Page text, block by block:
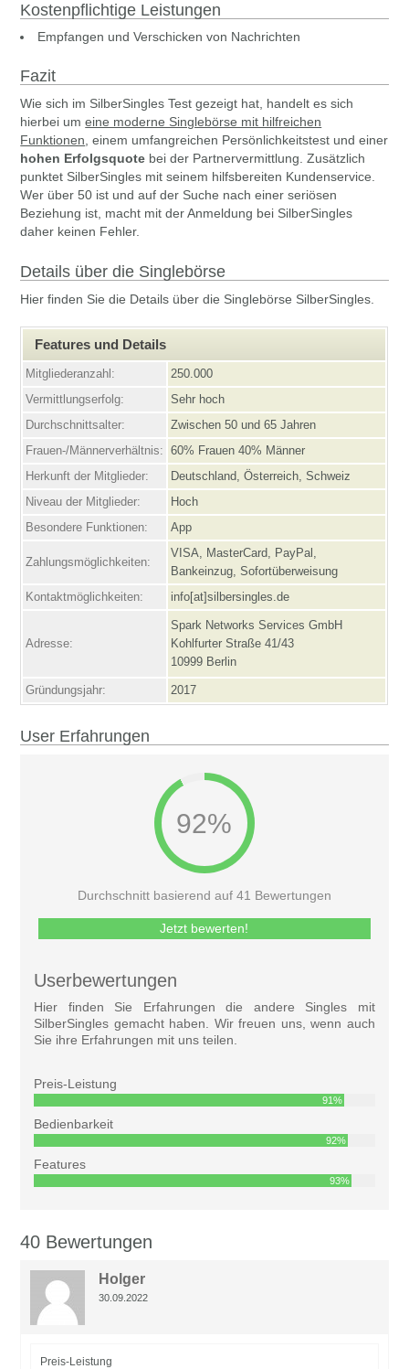
Kostenpflichtige Leistungen
Empfangen und Verschicken von Nachrichten
Fazit
Wie sich im SilberSingles Test gezeigt hat, handelt es sich
hierbei umeine moderne Singlebörse mit hilfreichen
Funktionen , einem umfangreichen Persönlichkeitstest und einer
hohen Erfolgsquote bei der Partnervermittlung. Zusätzlich
punktet SilberSingles mit seinem hilfsbereiten Kundenservice.
Wer über 50 ist und auf der Suche nach einer seriösen
Beziehung ist, macht mit der Anmeldung bei SilberSingles
daher keinen Fehler.
Details über die Singlebörse
Hier finden Sie die Details über die Singlebörse SilberSingles.
Features und Details
Mitgliederanzahl:
250.000
Vermittlungserfolg:
Sehr hoch
Durchschnittsalter:
Zwischen 50 und 65 Jahren
Frauen-/Männerverhältnis:
60% Frauen 40% Männer
Herkunft der Mitglieder:
Deutschland, Österreich, Schweiz
Niveau der Mitglieder:
Hoch
Besondere Funktionen:
App
Zahlungsmöglichkeiten:
VISA, MasterCard, PayPal,
Bankeinzug, Sofortüberweisung
Kontaktmöglichkeiten:
info[at]silbersingles.de
Adresse:
Spark Networks Services GmbH
Kohlfurter Straße 41/43
10999 Berlin
Gründungsjahr: 2017
User Erfahrungen
92%
Durchschnitt basierend auf 41 Bewertungen
Jetzt bewerten!
Userbewertungen
Hier finden Sie Erfahrungen die andere Singles mit
SilberSingles gemacht haben. Wir freuen uns, wenn auch
Sie ihre Erfahrungen mit uns teilen.
Preis-Leistung
91%
Bedienbarkeit
92%
Features
93%
40 Bewertungen
Holger
30.09.2022
Preis-Leistung